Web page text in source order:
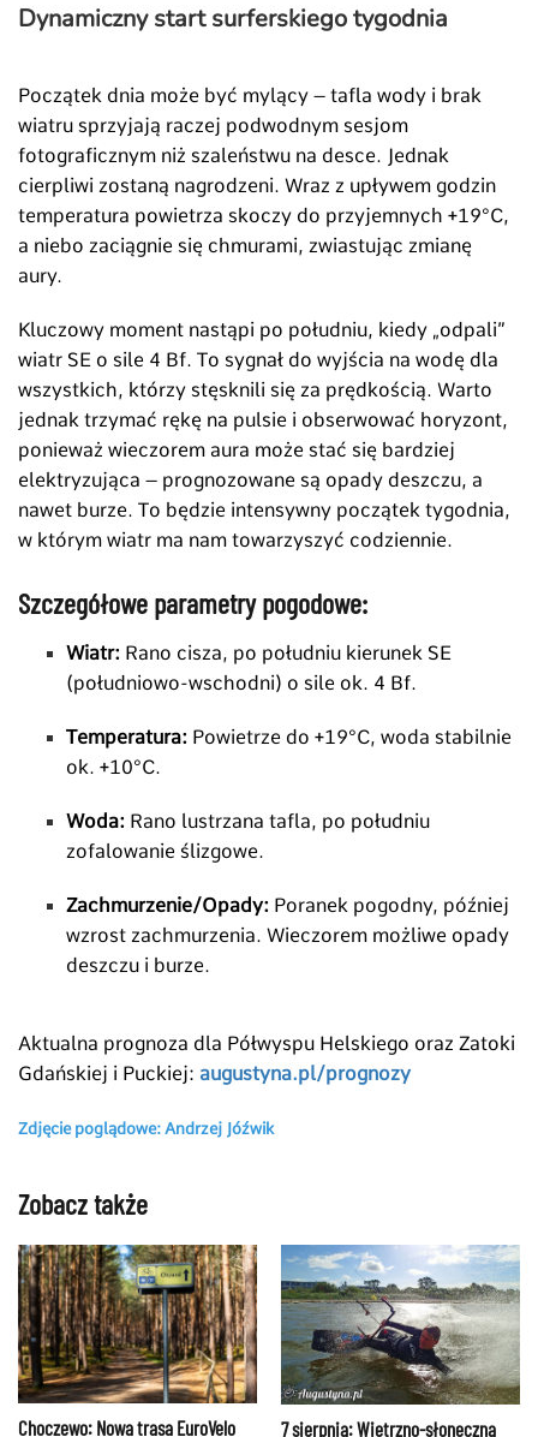
Dynamiczny start surferskiego tygodnia
Początek dnia może być mylący – tafla wody i brak
wiatru sprzyjają raczej podwodnym sesjom
fotograficznym niż szaleństwu na desce. Jednak
cierpliwi zostaną nagrodzeni. Wraz z upływem godzin
temperatura powietrza skoczy do przyjemnych +19°C,
a niebo zaciągnie się chmurami, zwiastując zmianę
aury.
Kluczowy moment nastąpi po południu, kiedy „odpali”
wiatr SE o sile 4 Bf. To sygnał do wyjścia na wodę dla
wszystkich, którzy stęsknili się za prędkością. Warto
jednak trzymać rękę na pulsie i obserwować horyzont,
ponieważ wieczorem aura może stać się bardziej
elektryzująca – prognozowane są opady deszczu, a
nawet burze. To będzie intensywny początek tygodnia,
w którym wiatr ma nam towarzyszyć codziennie.
Szczegółowe parametry pogodowe:
Wiatr: Rano cisza, po południu kierunek SE
(południowo-wschodni) o sile ok. 4 Bf.
Temperatura: Powietrze do +19°C, woda stabilnie
ok. +10°C.
Woda: Rano lustrzana tafla, po południu
zofalowanie ślizgowe.
Zachmurzenie/Opady: Poranek pogodny, później
wzrost zachmurzenia. Wieczorem możliwe opady
deszczu i burze.
Aktualna prognoza dla Półwyspu Helskiego oraz Zatoki
Gdańskiej i Puckiej: augustyna.pl/prognozy
Zdjęcie poglądowe: Andrzej Jóźwik
Zobacz także
Choczewo: Nowa trasa EuroVelo 7 sierpnia: Wietrzno-słoneczna